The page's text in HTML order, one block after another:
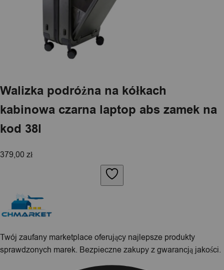
Walizka podróżna na kółkach
kabinowa czarna laptop abs zamek na
kod 38l
379,00 zł
Twój zaufany marketplace oferujący najlepsze produkty
sprawdzonych marek. Bezpieczne zakupy z gwarancją jakości.